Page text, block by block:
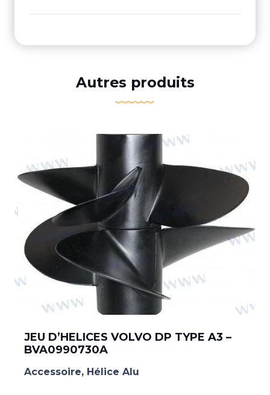
Autres produits
JEU D’HELICES VOLVO DP TYPE A3 –
BVA0990730A
Accessoire, Hélice Alu